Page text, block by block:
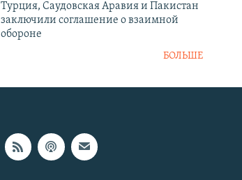
Турция, Саудовская Аравия и Пакистан
заключили соглашение о взаимной
обороне
БОЛЬШЕ